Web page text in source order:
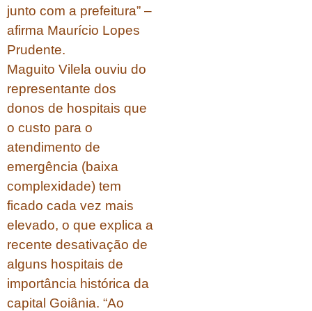
junto com a prefeitura” –
afirma Maurício Lopes
Prudente.
Maguito Vilela ouviu do
representante dos
donos de hospitais que
o custo para o
atendimento de
emergência (baixa
complexidade) tem
ficado cada vez mais
elevado, o que explica a
recente desativação de
alguns hospitais de
importância histórica da
capital Goiânia. “Ao